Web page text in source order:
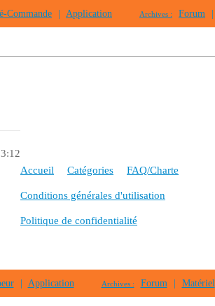
Commande Application Archives : Forum
Accueil Catégories FAQ/Charte
Conditions générales d'utilisation
Politique de confidentialité
| Application Archives : Forum | Matériel